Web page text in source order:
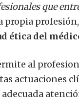
que
propia profesión,
ética del
al
actuaciones